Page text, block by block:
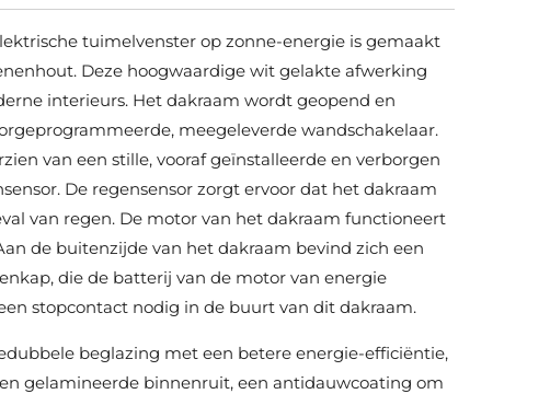
tuimelvenster op zonne-energie is gemaakt
Deze hoogwaardige wit gelakte afwerking
interieurs. Het dakraam wordt geopend en
meegeleverde wandschakelaar.
van een stille, vooraf geïnstalleerde en verborgen
De regensensor zorgt ervoor dat het dakraam
van regen. De motor van het dakraam functioneert
de buitenzijde van het dakraam bevind zich een
die de batterij van de motor van energie
stopcontact nodig in de buurt van dit dakraam.
beglazing met een betere energie-efficiëntie,
gelamineerde binnenruit, een antidauwcoating om